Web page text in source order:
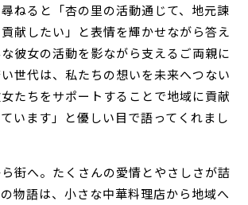
ねると「杏の里の活動通じて、地元諫
献したい」と表情を輝かせながら答え
彼女の活動を影ながら支えるご両親に
世代は、私たちの想いを未来へつない
たちをサポートすることで地域に貢献
います」と優しい目で語ってくれまし
街へ。たくさんの愛情とやさしさが詰
物語は、小さな中華料理店から地域へ